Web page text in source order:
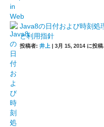
Java8の日付および時刻処
と利用指針
投稿者: 井上 | 3月 15, 2014 に投稿